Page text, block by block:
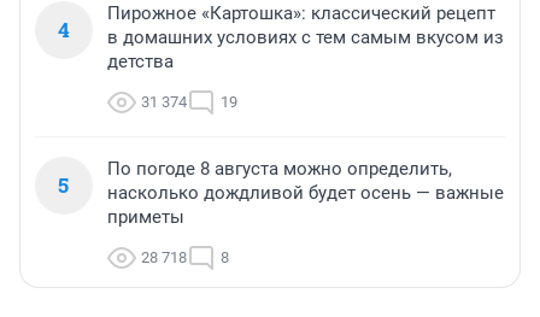
4
Пирожное «Картошка»: классический рецепт
в домашних условиях с тем самым вкусом из
детства
31 374 19
5
По погоде 8 августа можно определить,
насколько дождливой будет осень — важные
приметы
28 718 8